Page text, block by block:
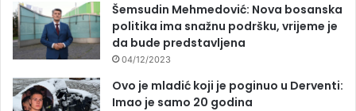
Šemsudin Mehmedović: Nova bosanska
politika ima snažnu podršku, vrijeme je
da bude predstavljena
04/12/2023
Ovo je mladić koji je poginuo u Derventi:
Imao je samo 20 godina